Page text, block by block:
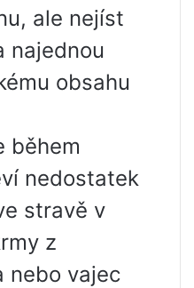
ale nejíst
najednou
obsahu
během
nedostatek
stravě v
z
nebo vajec